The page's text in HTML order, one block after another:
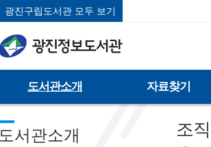
광진구립도서관 모두 보기
도서관소개 자료찾기
도서관소개 조